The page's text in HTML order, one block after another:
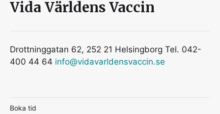
Vida Världens Vaccin
Drottninggatan 62, 252 21 Helsingborg Tel. 042-
400 44 64 info@vidavarldensvaccin.se
Boka tid